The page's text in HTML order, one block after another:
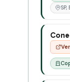
SP,